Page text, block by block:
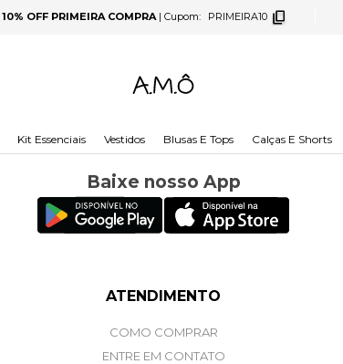
10% OFF PRIMEIRA COMPRA| Cupom: PRIMEIRA10
Kit Essenciais Vestidos Blusas E Tops Calças E Shorts
Baixe nosso App
ATENDIMENTO
COMO COMPRAR
ENTRE EM CONTATO